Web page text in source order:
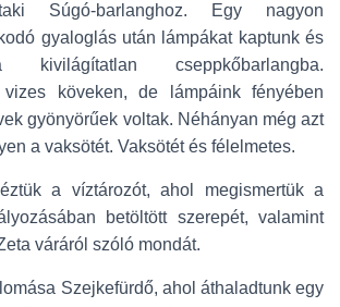
Súgó-barlanghoz. Egy nagyon
gyaloglás után lámpákat kaptunk és
cseppkőbarlangba.
köveken, de lámpáink fényében
gyönyörűek voltak. Néhányan még azt
a vaksötét. Vaksötét és félelmetes.
a víztározót, ahol megismertük a
betöltött szerepét, valamint
váráról szóló mondát.
Szejkefürdő, ahol áthaladtunk egy